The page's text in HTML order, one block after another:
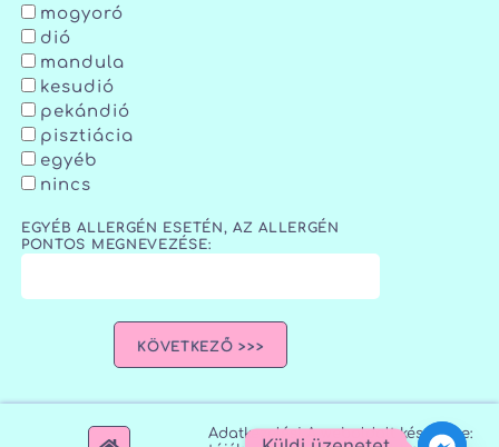
mogyoró
dió
mandula
kesudió
pekándió
pisztiácia
egyéb
nincs
EGYÉB ALLERGÉN ESETÉN, AZ ALLERGÉN
PONTOS MEGNEVEZÉSE:
KÖVETKEZŐ >>>
Adatkezelési A weboldalt készítette: